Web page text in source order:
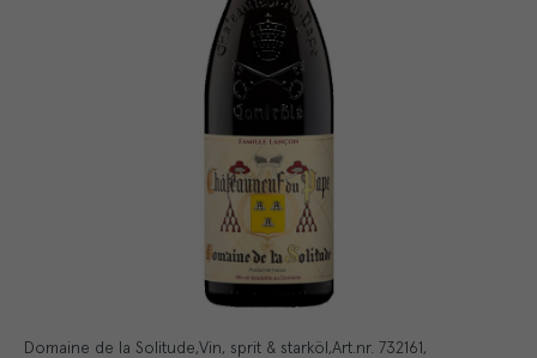
Domaine de la Solitude Vin, sprit & starköl Art.nr. 732161